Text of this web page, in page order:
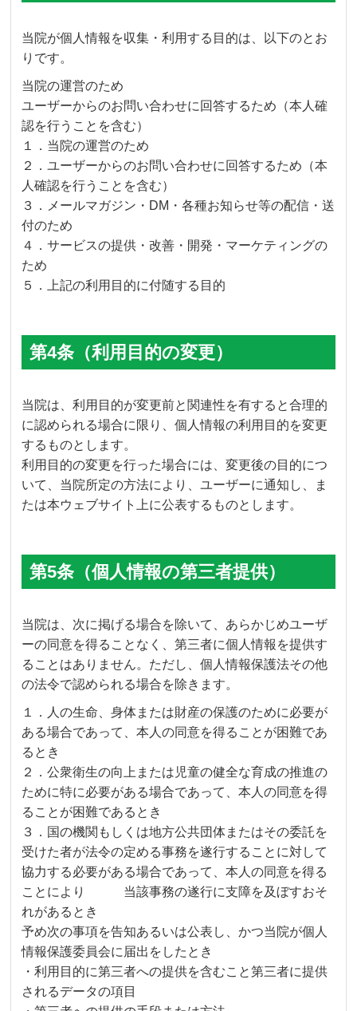
当院が個人情報を収集・利用する目的は、以下のとお
りです。
当院の運営のため
ユーザーからのお問い合わせに回答するため（本人確
認を行うことを含む）
１．当院の運営のため
２．ユーザーからのお問い合わせに回答するため（本
人確認を行うことを含む）
３．メールマガジン・DM・各種お知らせ等の配信・送
付のため
４．サービスの提供・改善・開発・マーケティングの
ため
５．上記の利用目的に付随する目的
第4条（利用目的の変更）
当院は、利用目的が変更前と関連性を有すると合理的
に認められる場合に限り、個人情報の利用目的を変更
するものとします。
利用目的の変更を行った場合には、変更後の目的につ
いて、当院所定の方法により、ユーザーに通知し、ま
たは本ウェブサイト上に公表するものとします。
第5条（個人情報の第三者提供）
当院は、次に掲げる場合を除いて、あらかじめユーザ
ーの同意を得ることなく、第三者に個人情報を提供す
ることはありません。ただし、個人情報保護法その他
の法令で認められる場合を除きます。
１．人の生命、身体または財産の保護のために必要が
ある場合であって、本人の同意を得ることが困難であ
るとき
２．公衆衛生の向上または児童の健全な育成の推進の
ために特に必要がある場合であって、本人の同意を得
ることが困難であるとき
３．国の機関もしくは地方公共団体またはその委託を
受けた者が法令の定める事務を遂行することに対して
協力する必要がある場合であって、本人の同意を得る
ことにより 当該事務の遂行に支障を及ぼすおそ
れがあるとき
予め次の事項を告知あるいは公表し、かつ当院が個人
情報保護委員会に届出をしたとき
・利用目的に第三者への提供を含むこと第三者に提供
されるデータの項目